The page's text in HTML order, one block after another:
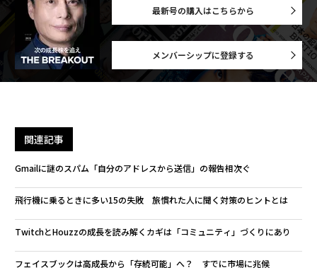
最新号の購入はこちらから
メンバーシップに登録する
関連記事
Gmailに謎のスパム「自分のアドレスから送信」の報告相次ぐ
飛行機に乗るときに多い15の失敗 旅慣れた人に聞く対策のヒントとは
TwitchとHouzzの成長を読み解くカギは「コミュニティ」づくりにあり
フェイスブックは高成長から「存続可能」へ？ すでに市場に兆候